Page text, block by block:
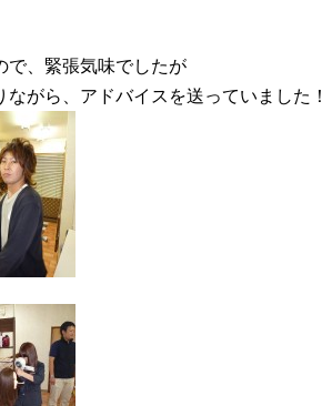
で、緊張気味でしたが
がら、アドバイスを送っていました！